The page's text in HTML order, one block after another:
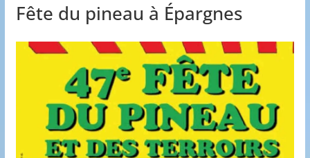
Fête du pineau à Épargnes